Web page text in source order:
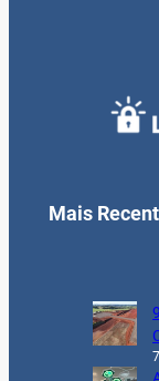
Mais